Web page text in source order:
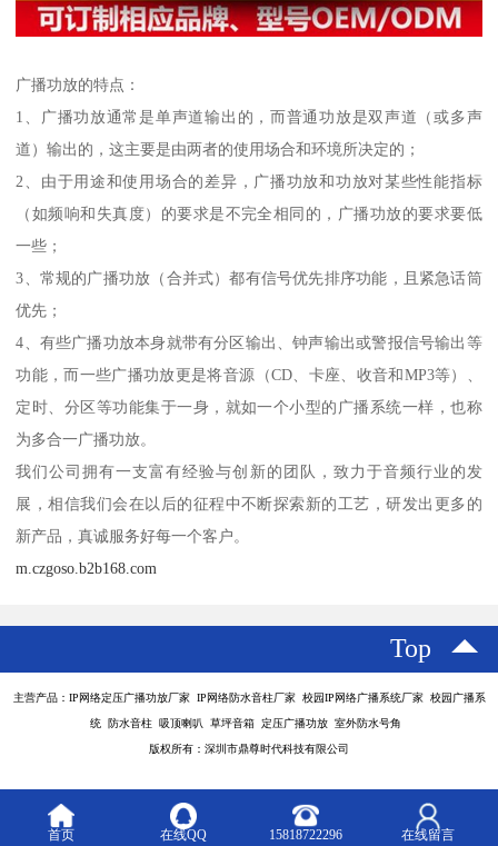
广播功放的特点：
1、广播功放通常是单声道输出的，而普通功放是双声道（或多声
道）输出的，这主要是由两者的使用场合和环境所决定的；
2、由于用途和使用场合的差异，广播功放和功放对某些性能指标
（如频响和失真度）的要求是不完全相同的，广播功放的要求要低
一些；
3、常规的广播功放（合并式）都有信号优先排序功能，且紧急话筒
优先；
4、有些广播功放本身就带有分区输出、钟声输出或警报信号输出等
功能，而一些广播功放更是将音源（CD、卡座、收音和MP3等）、
定时、分区等功能集于一身，就如一个小型的广播系统一样，也称
为多合一广播功放。
我们公司拥有一支富有经验与创新的团队，致力于音频行业的发
展，相信我们会在以后的征程中不断探索新的工艺，研发出更多的
新产品，真诚服务好每一个客户。
m.czgoso.b2b168.com
Top
主营产品：IP网络定压广播功放厂家 IP网络防水音柱厂家 校园IP网络广播系统厂家 校园广播系
统 防水音柱 吸顶喇叭 草坪音箱 定压广播功放 室外防水号角
版权所有：深圳市鼎尊时代科技有限公司
首页 在线QQ 15818722296 在线留言